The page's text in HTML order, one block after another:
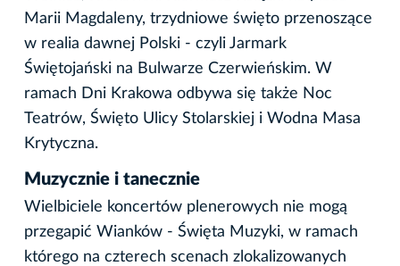
Marii Magdaleny, trzydniowe święto przenoszące
w realia dawnej Polski - czyli Jarmark
Świętojański na Bulwarze Czerwieńskim. W
ramach Dni Krakowa odbywa się także Noc
Teatrów, Święto Ulicy Stolarskiej i Wodna Masa
Krytyczna.
Muzycznie i tanecznie
Wielbiciele koncertów plenerowych nie mogą
przegapić Wianków - Święta Muzyki, w ramach
którego na czterech scenach zlokalizowanych